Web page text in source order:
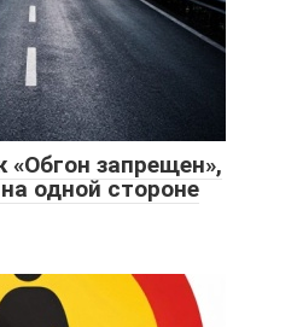
«Обгон запрещен»,
одной стороне